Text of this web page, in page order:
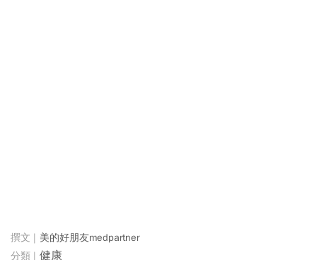
美的好朋友medpartner
健康